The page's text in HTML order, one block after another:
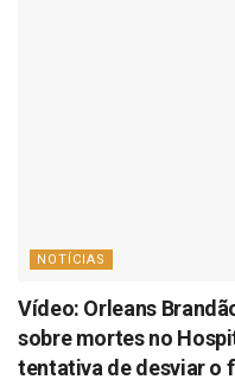
NOTÍCIAS
Vídeo: Orleans
sobre mortes no
tentativa de desviar o